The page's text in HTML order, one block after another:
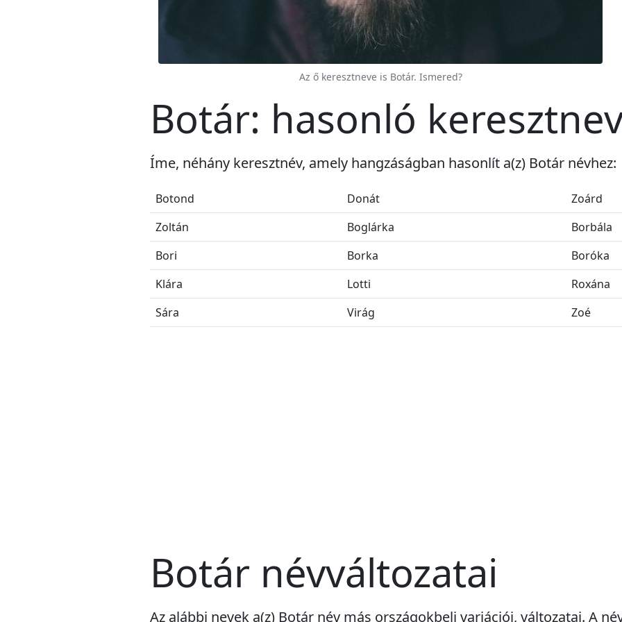
Az ő keresztneve is Botár. Ismered?
Botár: hasonló
Íme, néhány keresztnév, amely hangzáságban hasonlít a(z) Botár névhez:
Botond Donát
Zoárd
Zoltán
Boglárka
Borbála
Bori
Borka
Boróka
Klára
Lotti
Roxána
Sára
Virág Zoé
Botár névváltozatai
Az alábbi nevek a(z) Botár név más országokbeli variációi, változatai. A